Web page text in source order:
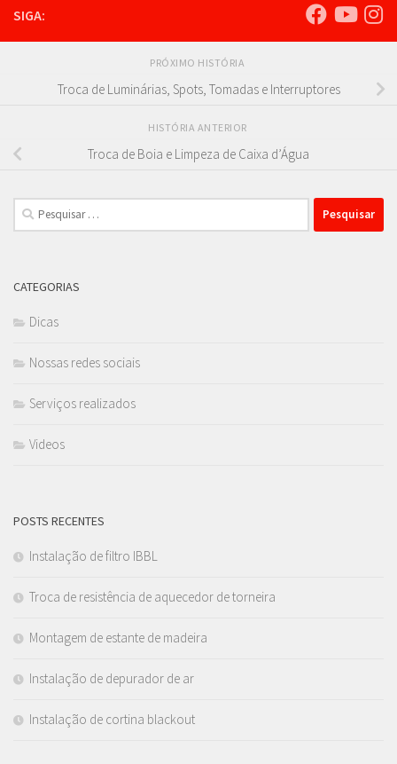
SIGA:
PRÓXIMO HISTÓRIA
Troca de Luminárias, Spots, Tomadas e Interruptores
HISTÓRIA ANTERIOR
Troca de Boia e Limpeza de Caixa d’Água
Pesquisar
por:
CATEGORIAS
Dicas
Nossas redes sociais
Serviços realizados
Videos
POSTS RECENTES
Instalação de filtro IBBL
Troca de resistência de aquecedor de torneira
Montagem de estante de madeira
Instalação de depurador de ar
Instalação de cortina blackout